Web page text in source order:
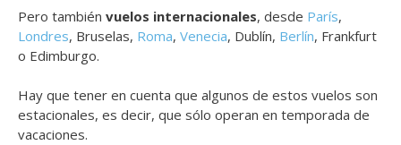
Pero también vuelos internacionales, desde París,
Londres, Bruselas, Roma, Venecia, Dublín, Berlín, Frankfurt
o Edimburgo.
Hay que tener en cuenta que algunos de estos vuelos son
estacionales, es decir, que sólo operan en temporada de
vacaciones.